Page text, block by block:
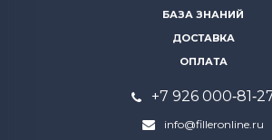
БАЗА ЗНАНИЙ
ДОСТАВКА
ОПЛАТА
+7 926
info@filleronline.ru